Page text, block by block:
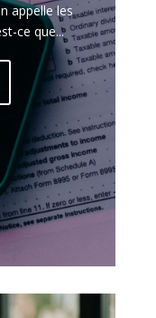
appelle les
ce que...